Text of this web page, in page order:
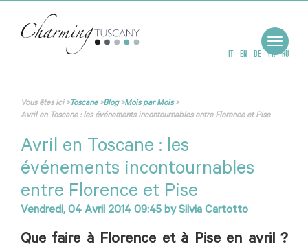
IT EN DE FR RU
Toggle
Vous êtes ici>Toscane>Blog>Mois par Mois>
Avril en Toscane : les événements incontournables entre Florence et Pise
Avril en Toscane : les
événements incontournables
entre Florence et Pise
Vendredi, 04 Avril 2014 09:45 bySilvia Cartotto
Que faire à Florence et à Pise en avril ?